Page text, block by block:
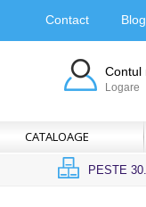
Blog
Contact
Contul
Logare
CATALOAGE
PESTE